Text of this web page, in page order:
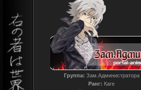
Группа: Зам.Администратора
Ранг: Каге